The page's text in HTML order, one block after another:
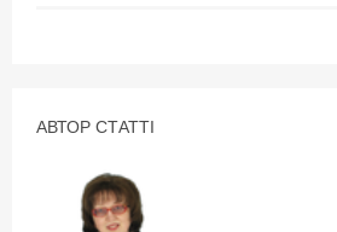
АВТОР СТАТТІ